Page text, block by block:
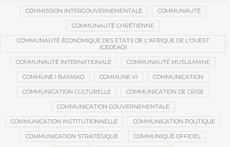
COMMISSION INTERGOUVERNEMENTALE COMMUNAUTÉ
COMMUNAUTÉ CHRÉTIENNE
COMMUNAUTÉ ÉCONOMIQUE DES ETATS DE L'AFRIQUE DE L'OUEST
(CEDEAO)
COMMUNAUTÉ INTERNATIONALE COMMUNAUTÉ MUSULMANE
COMMUNE I BAMAKO COMMUNE VI COMMUNICATION
COMMUNICATION CULTURELLE COMMUNICATION DE CRISE
COMMUNICATION GOUVERNEMENTALE
COMMUNICATION INSTITUTIONNELLE COMMUNICATION POLITIQUE
COMMUNICATION STRATÉGIQUE COMMUNIQUÉ OFFICIEL